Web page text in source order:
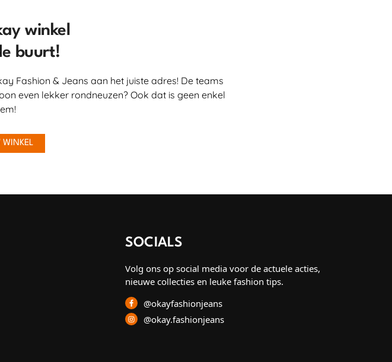
winkel
buurt!
Fashion & Jeans aan het juiste adres! De teams
even lekker rondneuzen? Ook dat is geen enkel
SOCIALS
Volg ons op social media voor de actuele acties,
nieuwe collecties en leuke fashion tips.
@okayfashionjeans
@okay.fashionjeans